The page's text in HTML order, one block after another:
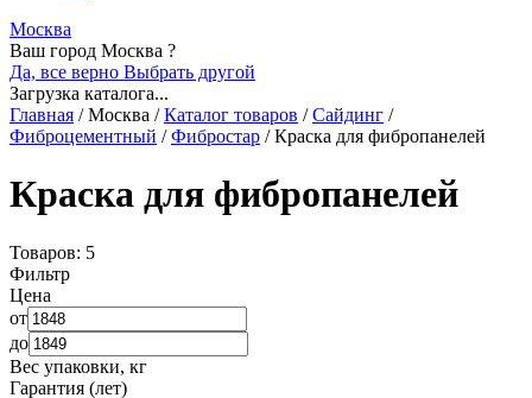
Москва
Ваш город Москва ?
Да, все верно Выбрать другой
Загрузка каталога...
Главная /Москва / Каталог товаров / Сайдинг /
Фиброцементный / Фибростар /Краска для фибропанелей
Краска для фибропанелей
Товаров: 5
Фильтр
Цена
от
до
Вес упаковки, кг
Гарантия (лет)